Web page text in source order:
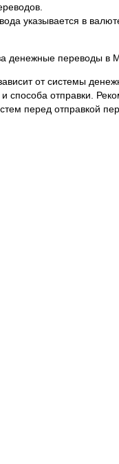
указывается в
денежные переводы в
от системы
способа отправки.
перед отправкой